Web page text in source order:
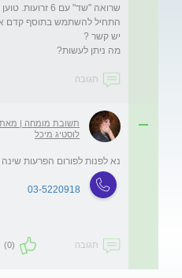
שרואה "שד" עם 6
מה ניתן לעשות?
תגובה
תשובת מומחה |
לוסטיג מיכל
נא לפנות לפורום הפרעות שינה
03-5220918
תגובה (0)